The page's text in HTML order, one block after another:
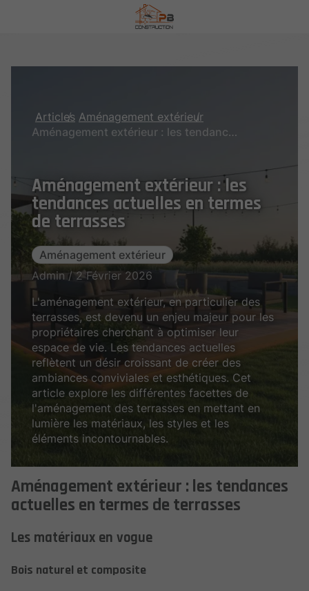
Articles Aménagement extérieur
Aménagement extérieur : les tendances actuelles en termes de terrasses
Aménagement extérieur : les
tendances actuelles en termes
de terrasses
Aménagement extérieur
Admin / 2 Février 2026
L'aménagement extérieur, en particulier des
terrasses, est devenu un enjeu majeur pour les
propriétaires cherchant à optimiser leur
espace de vie. Les tendances actuelles
reflètent un désir croissant de créer des
ambiances conviviales et esthétiques. Cet
article explore les différentes facettes de
l'aménagement des terrasses en mettant en
lumière les matériaux, les styles et les
éléments incontournables.
Aménagement extérieur : les tendances
actuelles en termes de terrasses
Les matériaux en vogue
Bois naturel et composite